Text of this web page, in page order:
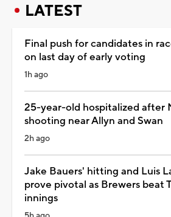
LATEST
Final push for candidates in
on last day of early voting
1h ago
25-year-old hospitalized after
shooting near Allyn and Swan
2h ago
Jake Bauers' hitting and Luis
prove pivotal as Brewers beat
innings